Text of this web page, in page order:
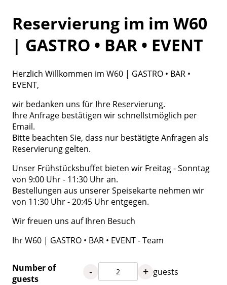
Reservierung im im W60
| GASTRO • BAR • EVENT
Herzlich Willkommen im W60 | GASTRO • BAR •
EVENT,
wir bedanken uns für Ihre Reservierung.
Ihre Anfrage bestätigen wir schnellstmöglich per
Email.
Bitte beachten Sie, dass nur bestätigte Anfragen als
Reservierung gelten.
Unser Frühstücksbuffet bieten wir Freitag - Sonntag
von 9:00 Uhr - 11:30 Uhr an.
Bestellungen aus unserer Speisekarte nehmen wir
von 11:30 Uhr - 20:45 Uhr entgegen.
Wir freuen uns auf Ihren Besuch
Ihr W60 | GASTRO • BAR • EVENT - Team
Number of
guests
- + guests